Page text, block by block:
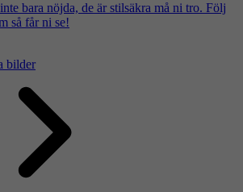
bara nöjda, de är stilsäkra må ni tro. Följ
så får ni se!
bilder